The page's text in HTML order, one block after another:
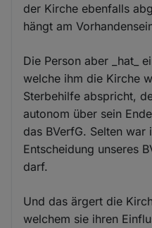
der Kirche ebenfalls
hängt am
Die Person aber _hat_
welche ihm die Kirche
Sterbehilfe abspricht,
autonom über sein
das BVerfG. Selten
Entscheidung unseres
darf.
Und das ärgert die
welchem sie ihren